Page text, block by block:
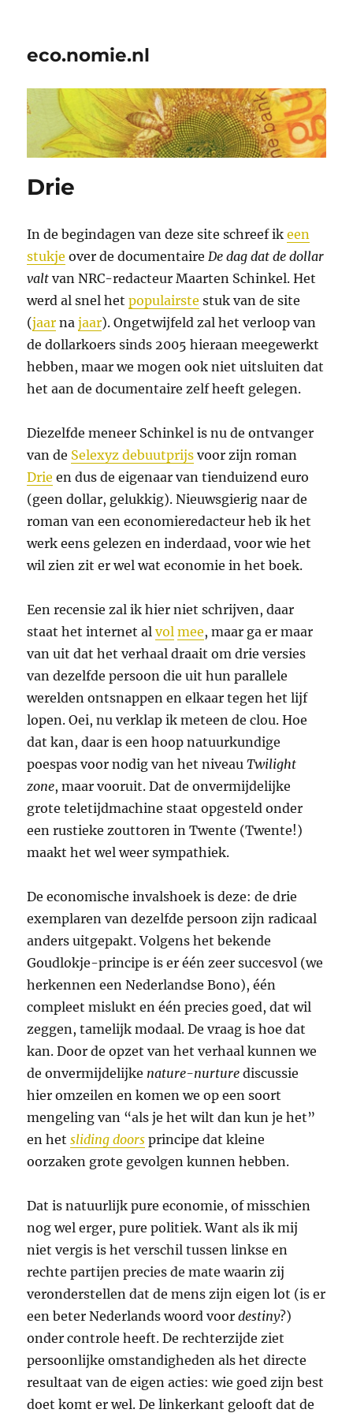
eco.nomie.nl
Drie
In de begindagen van deze site schreef ikeen
stukje over de documentaireDe dag dat de dollar
valt van NRC-redacteur Maarten Schinkel. Het
werd al snel hetpopulairste stuk van de site
(jaar najaar). Ongetwijfeld zal het verloop van
de dollarkoers sinds 2005 hieraan meegewerkt
hebben, maar we mogen ook niet uitsluiten dat
het aan de documentaire zelf heeft gelegen.
Diezelfde meneer Schinkel is nu de ontvanger
van de Selexyz debuutprijs voor zijn roman
Drie en dus de eigenaar van tienduizend euro
(geen dollar, gelukkig). Nieuwsgierig naar de
roman van een economieredacteur heb ik het
werk eens gelezen en inderdaad, voor wie het
wil zien zit er wel wat economie in het boek.
Een recensie zal ik hier niet schrijven, daar
staat het internet alvol mee, maar ga er maar
van uit dat het verhaal draait om drie versies
van dezelfde persoon die uit hun parallele
werelden ontsnappen en elkaar tegen het lijf
lopen. Oei, nu verklap ik meteen de clou. Hoe
dat kan, daar is een hoop natuurkundige
poespas voor nodig van het niveauTwilight
zone, maar vooruit. Dat de onvermijdelijke
grote teletijdmachine staat opgesteld onder
een rustieke zouttoren in Twente (Twente!)
maakt het wel weer sympathiek.
De economische invalshoek is deze: de drie
exemplaren van dezelfde persoon zijn radicaal
anders uitgepakt. Volgens het bekende
Goudlokje-principe is er één zeer succesvol (we
herkennen een Nederlandse Bono), één
compleet mislukt en één precies goed, dat wil
zeggen, tamelijk modaal. De vraag is hoe dat
kan. Door de opzet van het verhaal kunnen we
de onvermijdelijke nature-nurture discussie
hier omzeilen en komen we op een soort
mengeling van “als je het wilt dan kun je het”
en hetsliding doors principe dat kleine
oorzaken grote gevolgen kunnen hebben.
Dat is natuurlijk pure economie, of misschien
nog wel erger, pure politiek. Want als ik mij
niet vergis is het verschil tussen linkse en
rechte partijen precies de mate waarin zij
veronderstellen dat de mens zijn eigen lot (is er
een beter Nederlands woord voordestiny?)
onder controle heeft. De rechterzijde ziet
persoonlijke omstandigheden als het directe
resultaat van de eigen acties: wie goed zijn best
doet komt er wel. De linkerkant gelooft dat de